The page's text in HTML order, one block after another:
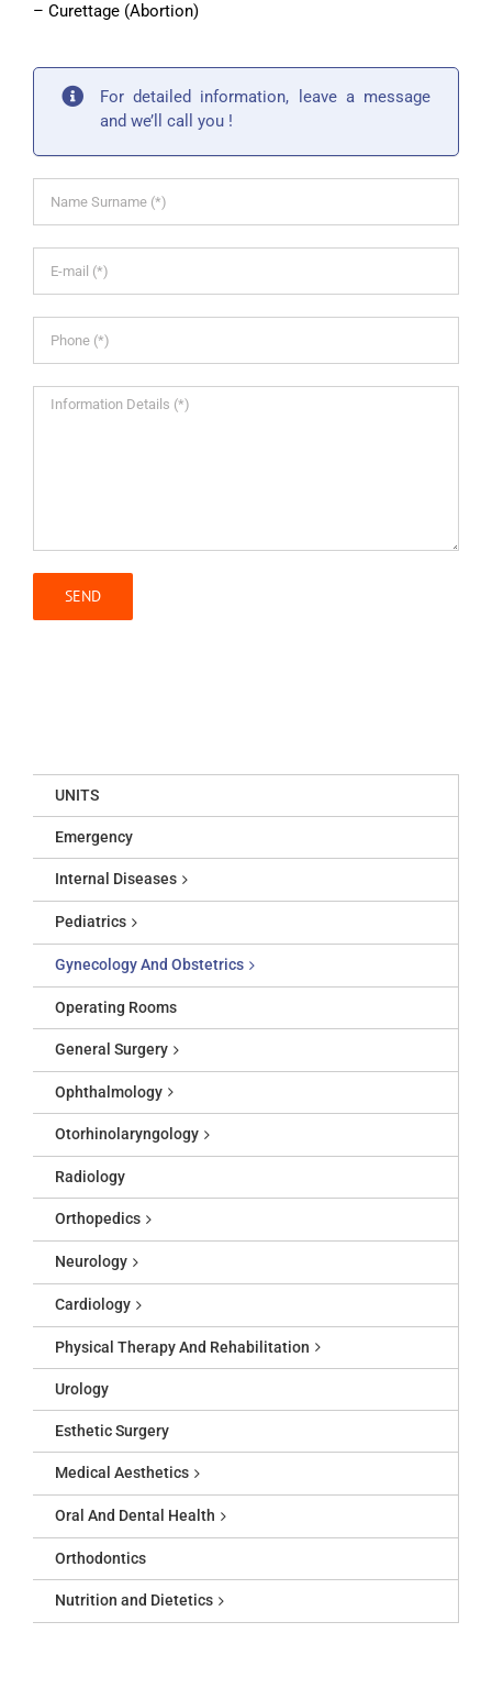
– Curettage (Abortion)
For detailed information, leave a message
and we’ll call you !
UNITS
Emergency
Internal Diseases
Pediatrics
Gynecology And Obstetrics
Operating Rooms
General Surgery
Ophthalmology
Otorhinolaryngology
Radiology
Orthopedics
Neurology
Cardiology
Physical Therapy And Rehabilitation
Urology
Esthetic Surgery
Medical Aesthetics
Oral And Dental Health
Orthodontics
Nutrition and Dietetics